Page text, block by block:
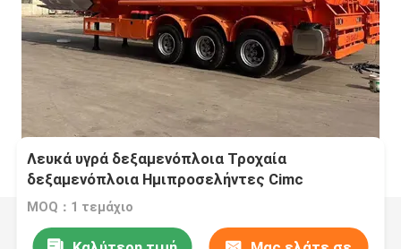
60CBM Καυσίμων ημιπροσελήντες 4 άξονες
Λευκά υγρά δεξαμενόπλοια Τροχαία
δεξαμενόπλοια Ημιπροσελήντες Cimc
Καυσίμων δεξαμενόπλοια
MOQ：1 τεμάχιο